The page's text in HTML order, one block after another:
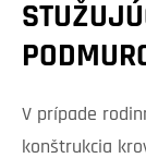
V prípade
konštrukcia